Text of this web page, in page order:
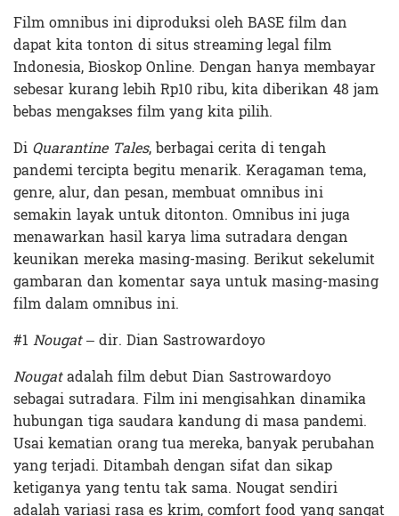
Film omnibus ini diproduksi oleh BASE film dan
dapat kita tonton di situs streaming legal film
Indonesia, Bioskop Online. Dengan hanya membayar
sebesar kurang lebih Rp10 ribu, kita diberikan 48 jam
bebas mengakses film yang kita pilih.
Di Quarantine Tales, berbagai cerita di tengah
pandemi tercipta begitu menarik. Keragaman tema,
genre, alur, dan pesan, membuat omnibus ini
semakin layak untuk ditonton. Omnibus ini juga
menawarkan hasil karya lima sutradara dengan
keunikan mereka masing-masing. Berikut sekelumit
gambaran dan komentar saya untuk masing-masing
film dalam omnibus ini.
#1 Nougat– dir. Dian Sastrowardoyo
Nougatadalah film debut Dian Sastrowardoyo
sebagai sutradara. Film ini mengisahkan dinamika
hubungan tiga saudara kandung di masa pandemi.
Usai kematian orang tua mereka, banyak perubahan
yang terjadi. Ditambah dengan sifat dan sikap
ketiganya yang tentu tak sama. Nougat sendiri
adalah variasi rasa es krim, comfort food yang sangat